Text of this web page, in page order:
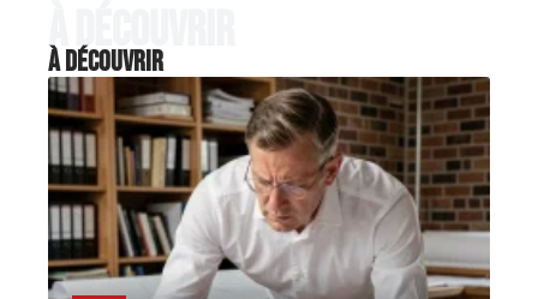
À découvrir
À découvrir